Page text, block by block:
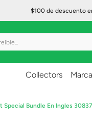
$100 de descuento
Collectors
Special Bundle En Ingles 30837